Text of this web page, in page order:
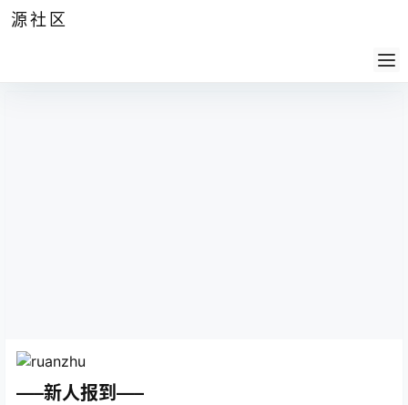
源社区
—–新人报到—–